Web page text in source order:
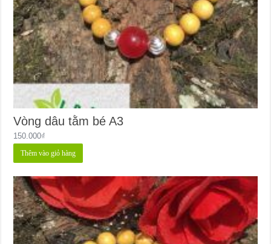
Vòng dâu tằm bé A3
150.000₫
Thêm vào giỏ hàng